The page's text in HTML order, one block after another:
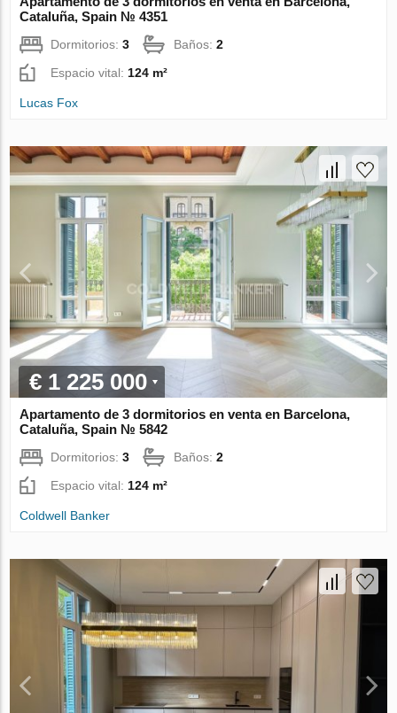
Cataluña, Spain № 4351
Dormitorios:3 Baños:2
Espacio vital:124 m²
Lucas Fox
€ 1 225 000
Apartamento de 3 dormitorios en venta en Barcelona,
Cataluña, Spain № 5842
Dormitorios:3 Baños:2
Espacio vital: 124 m²
Coldwell Banker